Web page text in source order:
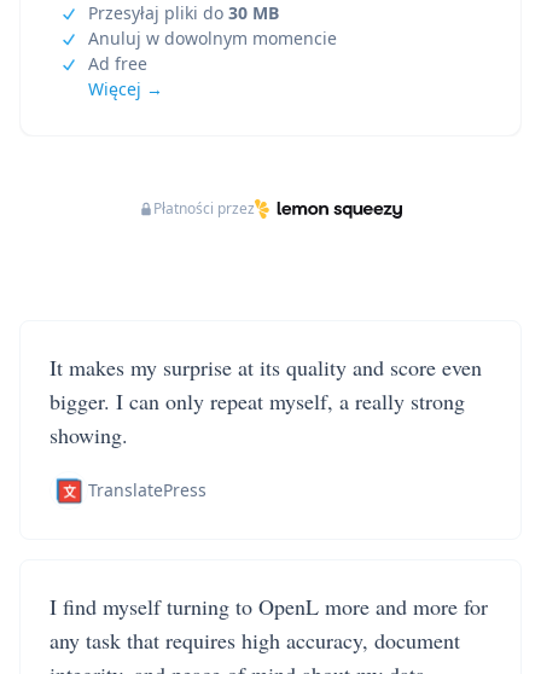
Przesyłaj pliki do 30 MB
Anuluj w dowolnym momencie
Ad free
Więcej →
Płatności przez
It makes my surprise at its quality and score even
bigger. I can only repeat myself, a really strong
showing.
TranslatePress
I find myself turning to OpenL more and more for
any task that requires high accuracy, document